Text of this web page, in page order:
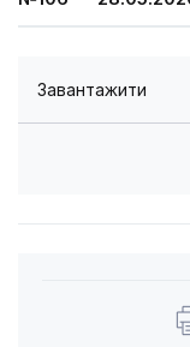
Завантажити